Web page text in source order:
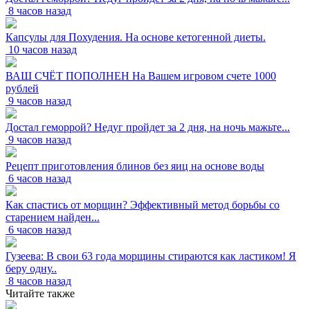
8 часов назад
Капсулы для Похудения. На основе кетогенной диеты.
10 часов назад
ВАШ СЧЁТ ПОПОЛНЕН На Вашем игровом счете 1000
рублей
9 часов назад
Достал геморрой? Недуг пройдет за 2 дня, на ночь мажьте...
9 часов назад
Рецепт приготовления блинов без яиц на основе воды
6 часов назад
Как спастись от морщин? Эффективный метод борьбы со
старением найден...
6 часов назад
Гузеева: В свои 63 года морщины стираются как ластиком! Я
беру одну..
8 часов назад
Читайте также